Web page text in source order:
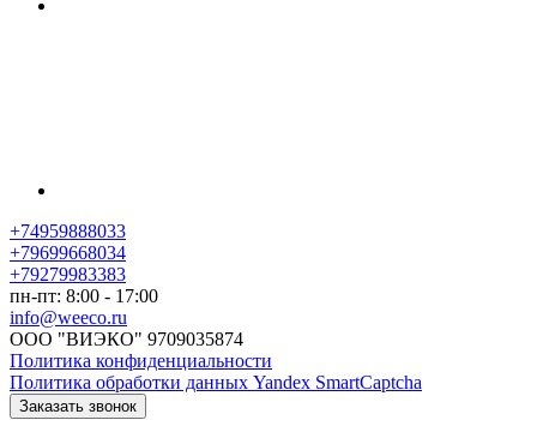
+74959888033
+79699668034
+79279983383
пн-пт: 8:00 - 17:00
info@weeco.ru
ООО "ВИЭКО" 9709035874
Политика конфиденциальности
Политика обработки данных Yandex SmartCaptcha
Заказать звонок